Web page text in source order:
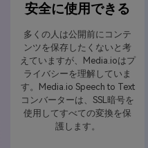
安全に使用できる
多くの人は公開前にコンテ
ンツを保存したくないと考
えていますが、Media.ioはプ
ライバシーを理解していま
す。Media.io Speech to Text
コンバーターは、SSL暗号を
使用してすべての変換を保
護します。